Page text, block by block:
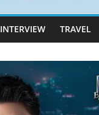
INTERVIEW TRAVEL